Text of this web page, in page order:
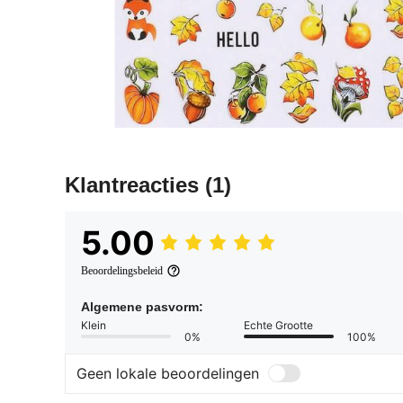
Klantreacties (1)
5.00
Beoordelingsbeleid
Algemene pasvorm:
Klein
0%
Echte Grootte
100%
Geen lokale beoordelingen